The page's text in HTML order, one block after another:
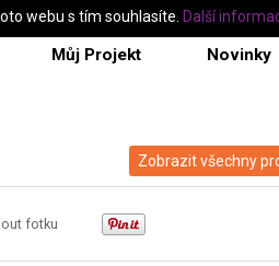
Můj Projekt Novinky
Zobrazit všechny
fotku
webu s tím souhlasíte. Další